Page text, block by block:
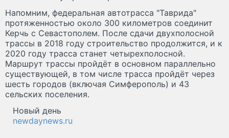
Напомним, федеральная автотрасса "Таврида"
протяженностью около 300 километров соединит
Керчь с Севастополем. После сдачи двухполосной
трассы в 2018 году строительство продолжится, и к
2020 году трасса станет четырехполосной.
Маршрут трассы пройдёт в основном параллельно
существующей, в том числе трасса пройдёт через
шесть городов (включая Симферополь) и 43
сельских поселения.
Новый день
newdaynews.ru